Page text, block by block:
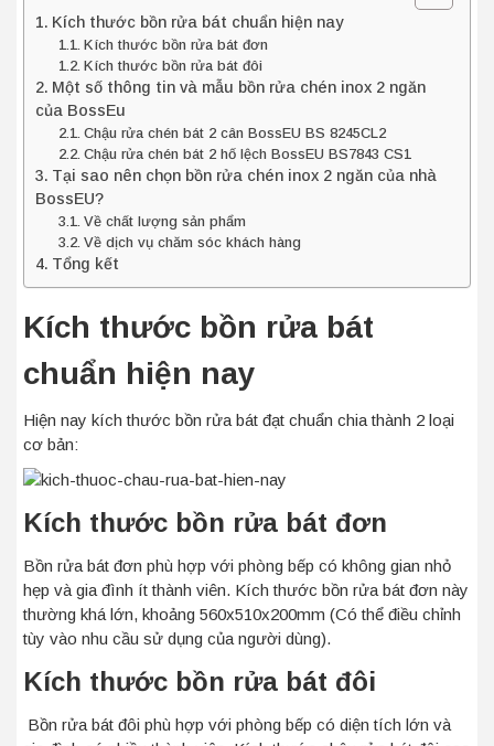
Kích thước bồn rửa bát chuẩn hiện nay
Kích thước bồn rửa bát đơn
Kích thước bồn rửa bát đôi
Một số thông tin và mẫu bồn rửa chén inox 2 ngăn
của BossEu
Chậu rửa chén bát 2 cân BossEU BS 8245CL2
Chậu rửa chén bát 2 hố lệch BossEU BS7843 CS1
Tại sao nên chọn bồn rửa chén inox 2 ngăn của nhà
BossEU?
Về chất lượng sản phẩm
Về dịch vụ chăm sóc khách hàng
Tổng kết
Kích thước bồn rửa bát
chuẩn hiện nay
Hiện nay kích thước bồn rửa bát đạt chuẩn chia thành 2 loại
cơ bản:
Kích thước bồn rửa bát đơn
Bồn rửa bát đơn phù hợp với phòng bếp có không gian nhỏ
hẹp và gia đình ít thành viên. Kích thước bồn rửa bát đơn này
thường khá lớn, khoảng 560x510x200mm (Có thể điều chỉnh
tùy vào nhu cầu sử dụng của người dùng).
Kích thước bồn rửa bát đôi
Bồn rửa bát đôi phù hợp với phòng bếp có diện tích lớn và